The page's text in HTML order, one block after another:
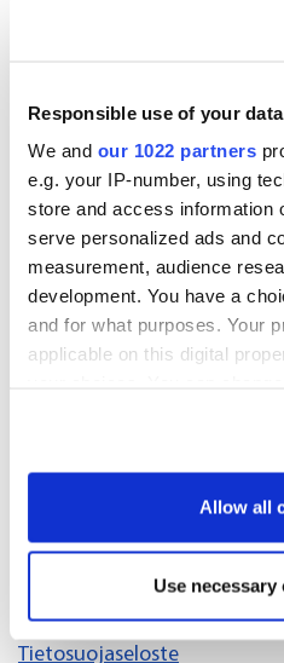
Responsible use of your data
We and our 1022 partners
e.g. your IP-number, using
store and access information
serve personalized ads and
measurement, audience
development. You have a
and for what purposes. Your
applicable on this digital
If you allow, we would also
Identify your device
Allow all
Use
Oriola-KD Oyj:n
Hallituksen ehdotus
Hallituksen ehdotus
päättämään maksullisesta
Hallituksen ehdotus
päättämään B-osakkeiden
Hallituksen ehdotus
jäsenten palkkioista
Tietosuojaseloste